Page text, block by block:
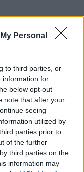
Personal
to third parties, or
information for
below opt-out
note that after your
seeing
utilized by
parties prior to
of the further
third parties on the
information may